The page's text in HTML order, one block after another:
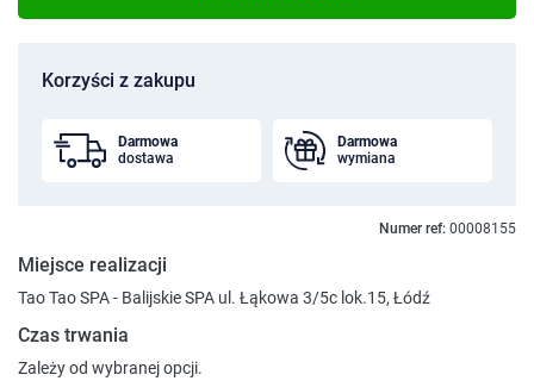
Korzyści z zakupu
Darmowa
dostawa
Darmowa
wymiana
Numer ref: 00008155
Miejsce realizacji
Tao Tao SPA - Balijskie SPA ul. Łąkowa 3/5c lok.15, Łódź
Czas trwania
Zależy od wybranej opcji.